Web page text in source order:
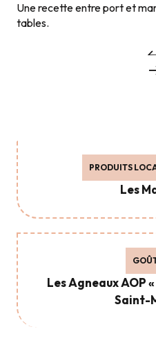
Une recette entre port et
tables.
PRODUITS
Les
Les Agneaux AOP
Saint-